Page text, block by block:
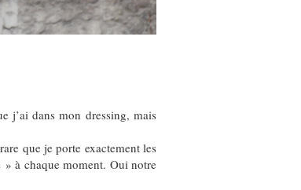
j’ai dans mon dressing, mais
que je porte exactement les
» à chaque moment. Oui notre